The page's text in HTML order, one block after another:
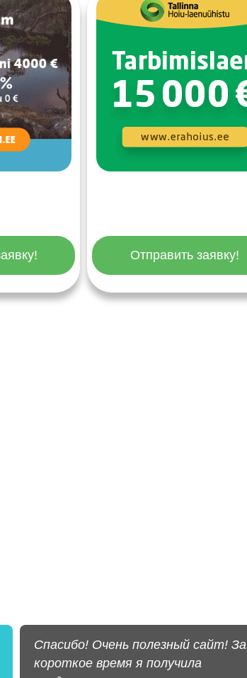
Отправить заявку!
Спасибо! Очень полезный сайт! За
короткое время я получила